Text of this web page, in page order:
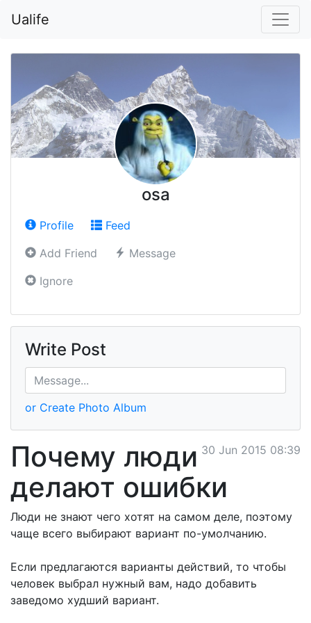
Ualife
osa
Profile
Feed
Add Friend
Message
Ignore
Write Post
or Create Photo Album
30 Jun 2015 08:39
Почему люди
делают ошибки
Люди не знают чего хотят на самом деле, поэтому
чаще всего выбирают вариант по-умолчанию.
Если предлагаются варианты действий, то чтобы
человек выбрал нужный вам, надо добавить
заведомо худший вариант.